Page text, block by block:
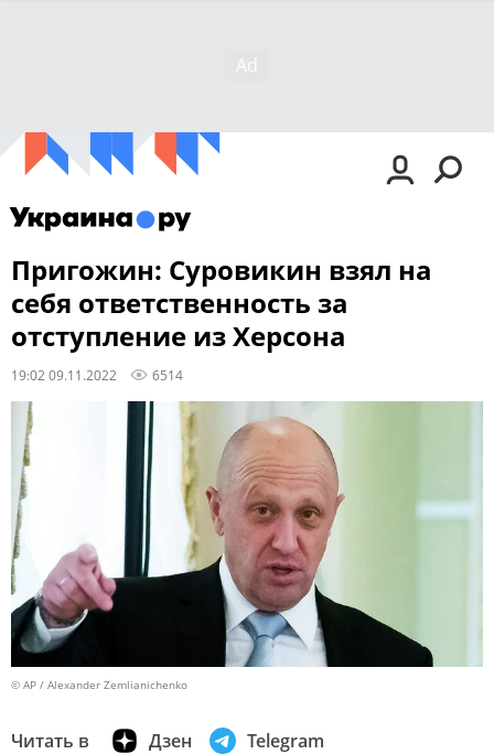
Пригожин: Суровикин взял на
себя ответственность за
отступление из Херсона
19:02 09.11.2022 6514
© AP / Alexander Zemlianichenko
Читать в Дзен Telegram